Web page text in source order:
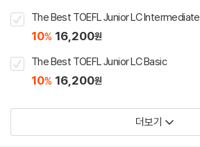
The Best TOEFL Junior LC Intermediate
10% 16,200원
The Best TOEFL Junior LC Basic
10% 16,200원
더보기